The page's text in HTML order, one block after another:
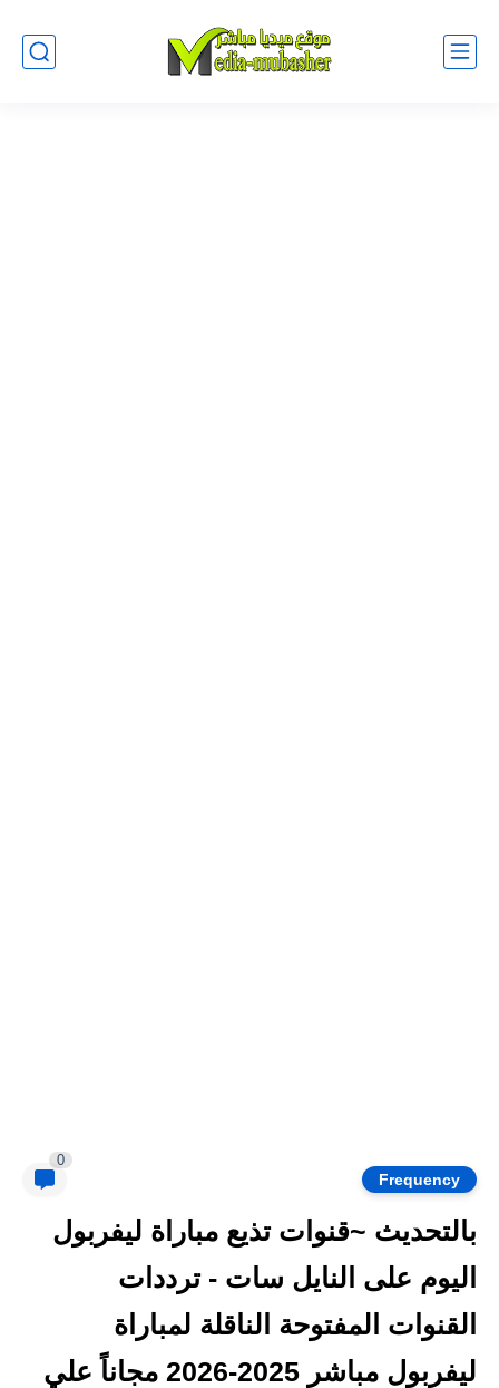
Frequency
0
بالتحديث ~قنوات تذيع مباراة ليفربول
اليوم على النايل سات - ترددات
القنوات المفتوحة الناقلة لمباراة
ليفربول مباشر 2025-2026 مجاناً علي